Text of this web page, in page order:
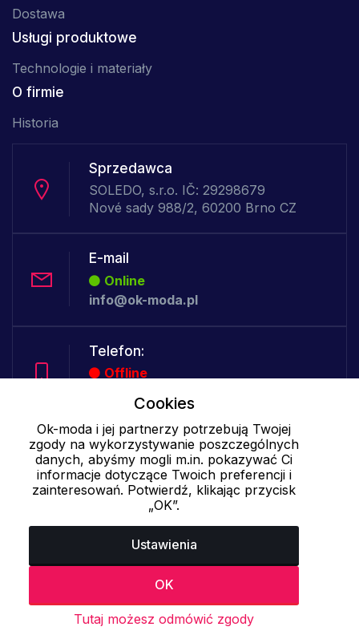
Dostawa
Usługi produktowe
Technologie i materiały
O firmie
Historia
Sprzedawca
SOLEDO, s.r.o. IČ: 29298679
Nové sady 988/2, 60200 Brno CZ
E-mail
Online
info@ok-moda.pl
Telefon:
Offline
Cookies - szczegółowe ustawienia| Więcej informacji|Polityka
prywatności
Cookies
Ok-moda i jej partnerzy potrzebują Twojej
zgody na wykorzystywanie poszczególnych
danych, abyśmy mogli m.in. pokazywać Ci
informacje dotyczące Twoich preferencji i
zainteresowań. Potwierdź, klikając przycisk
„OK”.
Ustawienia
OK
Tutaj możesz odmówić zgody